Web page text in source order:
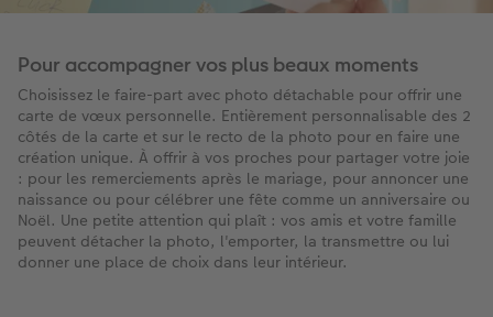
Pour accompagner vos plus beaux moments
Choisissez le faire-part avec photo détachable pour offrir une
carte de vœux personnelle. Entièrement personnalisable des 2
côtés de la carte et sur le recto de la photo pour en faire une
création unique. À offrir à vos proches pour partager votre joie
: pour les remerciements après le mariage, pour annoncer une
naissance ou pour célébrer une fête comme un anniversaire ou
Noël. Une petite attention qui plaît : vos amis et votre famille
peuvent détacher la photo, l'emporter, la transmettre ou lui
donner une place de choix dans leur intérieur.